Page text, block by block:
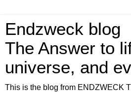
Endzweck blog
The Answer to
universe, and
This is the blog from ENDZWECK